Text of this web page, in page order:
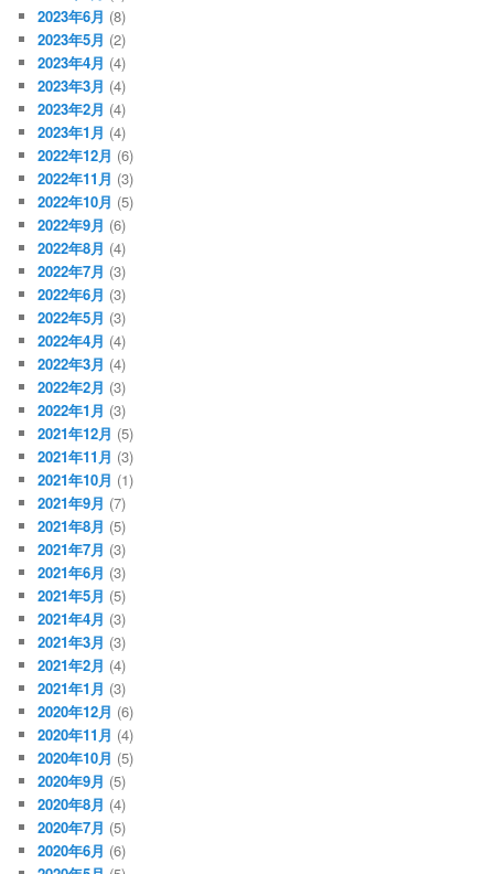
2023年6月 (8)
2023年5月 (2)
2023年4月 (4)
2023年3月 (4)
2023年2月 (4)
2023年1月 (4)
2022年12月 (6)
2022年11月 (3)
2022年10月 (5)
2022年9月 (6)
2022年8月 (4)
2022年7月 (3)
2022年6月 (3)
2022年5月 (3)
2022年4月 (4)
2022年3月 (4)
2022年2月 (3)
2022年1月 (3)
2021年12月 (5)
2021年11月 (3)
2021年10月 (1)
2021年9月 (7)
2021年8月 (5)
2021年7月 (3)
2021年6月 (3)
2021年5月 (5)
2021年4月 (3)
2021年3月 (3)
2021年2月 (4)
2021年1月 (3)
2020年12月 (6)
2020年11月 (4)
2020年10月 (5)
2020年9月 (5)
2020年8月 (4)
2020年7月 (5)
2020年6月 (6)